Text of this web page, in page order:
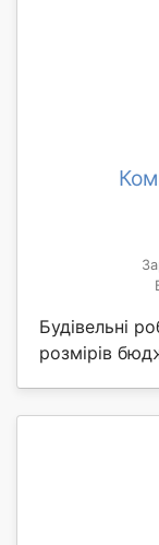
Будівельні
розмірів